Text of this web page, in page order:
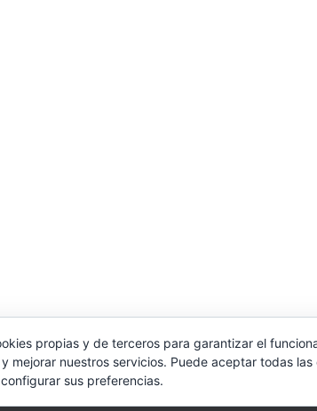
propias y de terceros para garantizar el
mejorar nuestros servicios. Puede aceptar todas
sus preferencias.